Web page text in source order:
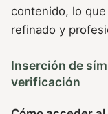
contenido, lo
refinado y
Inserción de
verificación